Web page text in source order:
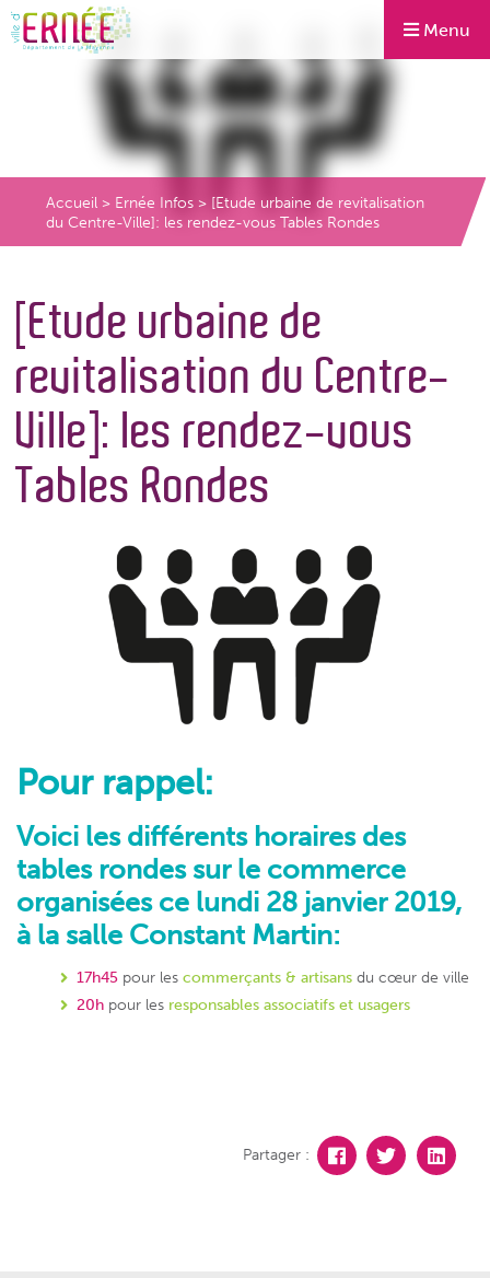
Menu
Accueil > Ernée Infos > [Etude urbaine de revitalisation
du Centre-Ville]: les rendez-vous Tables Rondes
[Etude urbaine de
revitalisation du Centre-
Ville]: les rendez-vous
Tables Rondes
Pour rappel:
Voici les différents horaires des
tables rondes sur le commerce
organisées ce lundi 28 janvier 2019,
à la salle Constant Martin:
17h45 pour les commerçants & artisans du cœur de ville
20h pour les responsables associatifs et usagers
Partager :